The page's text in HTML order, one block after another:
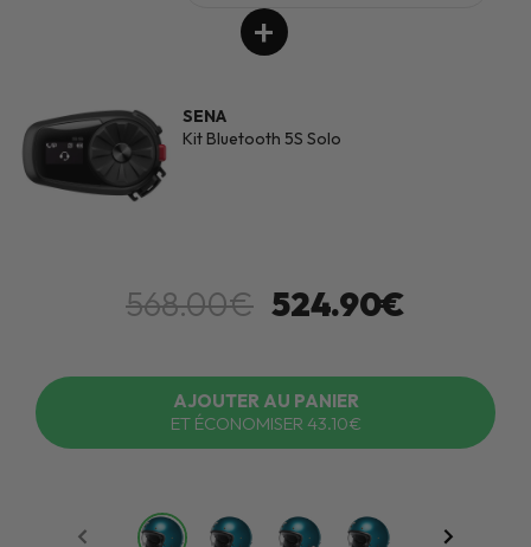
SENA
Kit Bluetooth 5S Solo
568.00€ 524.90€
AJOUTER AU PANIER
ET ÉCONOMISER 43.10€